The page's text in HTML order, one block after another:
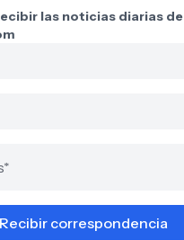
las noticias diarias de